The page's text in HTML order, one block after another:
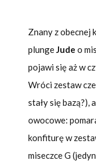
Znany z obecnej
plungeJude o
pojawi się aż w
Wróci zestaw
stały się bazą?),
owocowe:
konfiturę w
miseczce G